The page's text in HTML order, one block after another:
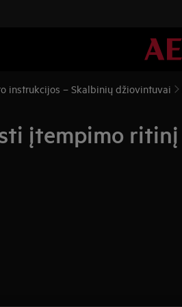
instrukcijos – Skalbinių džiovintuvai
įtempimo ritinį